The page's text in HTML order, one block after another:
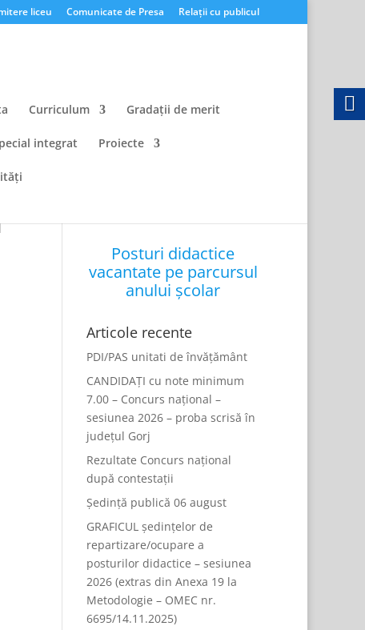
liceu Comunicate de Presa Relații cu publicul
Curriculum Gradații de merit
integrat Proiecte
Posturi didactice
vacantate pe parcursul
anului școlar
Articole recente
PDI/PAS unitati de învățământ
CANDIDAȚI cu note minimum
7.00 – Concurs național –
sesiunea 2026 – proba scrisă în
județul Gorj
Rezultate Concurs național
după contestații
Ședință publică 06 august
GRAFICUL ședințelor de
repartizare/ocupare a
posturilor didactice – sesiunea
2026 (extras din Anexa 19 la
Metodologie – OMEC nr.
6695/14.11.2025)